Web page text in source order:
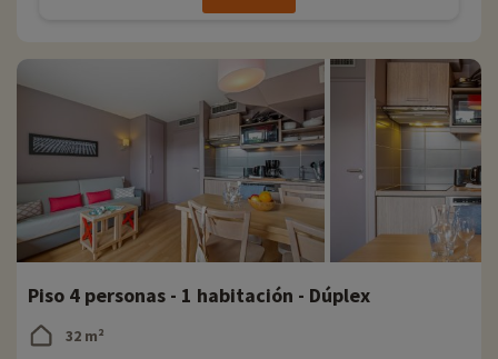
Piso 4 personas - 1 habitación - Dúplex
32 m²